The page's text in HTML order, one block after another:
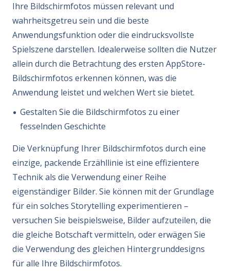
Ihre Bildschirmfotos müssen relevant und
wahrheitsgetreu sein und die beste
Anwendungsfunktion oder die eindrucksvollste
Spielszene darstellen. Idealerweise sollten die Nutzer
allein durch die Betrachtung des ersten AppStore-
Bildschirmfotos erkennen können, was die
Anwendung leistet und welchen Wert sie bietet.
Gestalten Sie die Bildschirmfotos zu einer
fesselnden Geschichte
Die Verknüpfung Ihrer Bildschirmfotos durch eine
einzige, packende Erzähllinie ist eine effizientere
Technik als die Verwendung einer Reihe
eigenständiger Bilder. Sie können mit der Grundlage
für ein solches Storytelling experimentieren –
versuchen Sie beispielsweise, Bilder aufzuteilen, die
die gleiche Botschaft vermitteln, oder erwägen Sie
die Verwendung des gleichen Hintergrunddesigns
für alle Ihre Bildschirmfotos.